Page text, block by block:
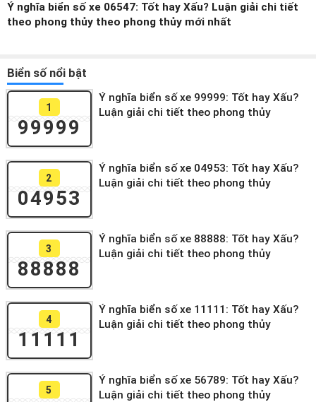
Ý nghĩa biển số xe 06547: Tốt hay Xấu? Luận giải chi tiết
theo phong thủy theo phong thủy mới nhất
Biển số nổi bật
1
99999
Ý nghĩa biển số xe 99999: Tốt hay Xấu?
Luận giải chi tiết theo phong thủy
2
04953
Ý nghĩa biển số xe 04953: Tốt hay Xấu?
Luận giải chi tiết theo phong thủy
3
88888
Ý nghĩa biển số xe 88888: Tốt hay Xấu?
Luận giải chi tiết theo phong thủy
4
11111
Ý nghĩa biển số xe 11111: Tốt hay Xấu?
Luận giải chi tiết theo phong thủy
5
Ý nghĩa biển số xe 56789: Tốt hay Xấu?
Luận giải chi tiết theo phong thủy